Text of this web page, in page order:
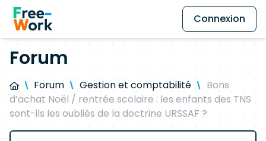
Connexion
Forum
Forum Gestion et comptabilité
Bons
d’achat Noël / rentrée scolaire : les enfants des TNS
sont-ils les oubliés de la doctrine URSSAF ?